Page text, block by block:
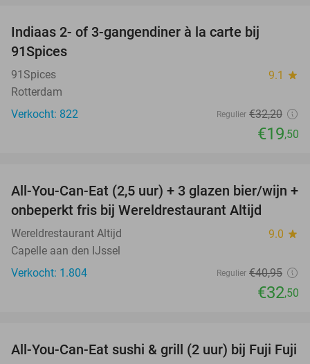
Indiaas 2- of 3-gangendiner à la carte bij
91Spices
91Spices 9.1 star
Rotterdam
Verkocht: 822
Regulier €32,20
€19,50
21%
All-You-Can-Eat (2,5 uur) + 3 glazen bier/wijn +
onbeperkt fris bij Wereldrestaurant Altijd
Wereldrestaurant Altijd 9.0 star
Capelle aan den IJssel
Verkocht: 1.804
Regulier €40,95
€32,50
21%
All-You-Can-Eat sushi & grill (2 uur) bij Fuji Fuji